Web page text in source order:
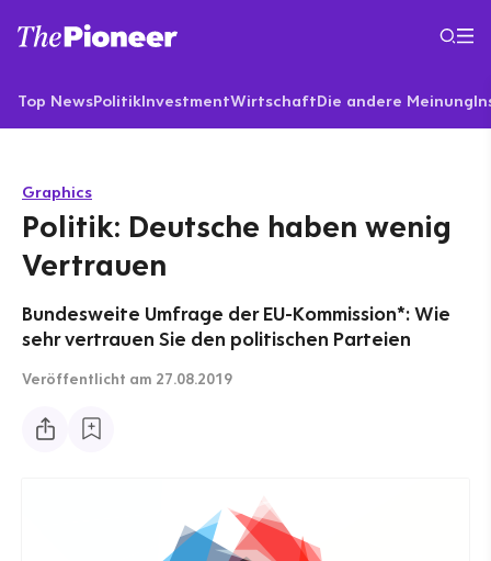
Top NewsPolitikInvestmentWirtschaftDie andere Meinung
Graphics
Politik: Deutsche haben wenig
Vertrauen
Bundesweite Umfrage der EU-Kommission*: Wie
sehr vertrauen Sie den politischen Parteien
Veröffentlicht am 27.08.2019